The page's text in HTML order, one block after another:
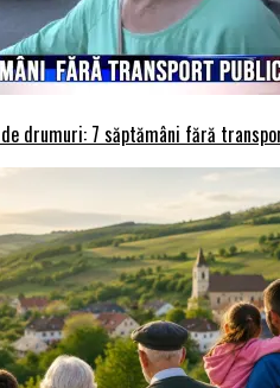
drumuri: 7 săptămâni fără